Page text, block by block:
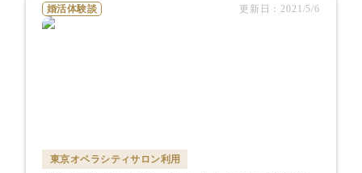
婚活体験談 更新日：2021/5/6
東京オペラシティサロン利用